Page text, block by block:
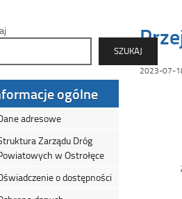
SZUKAJ
ogólne
adresowe
Zarządu Dróg
w Ostrołęce
o dostępności
2023-07-